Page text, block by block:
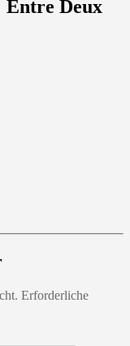
Entre Deux
Erforderliche